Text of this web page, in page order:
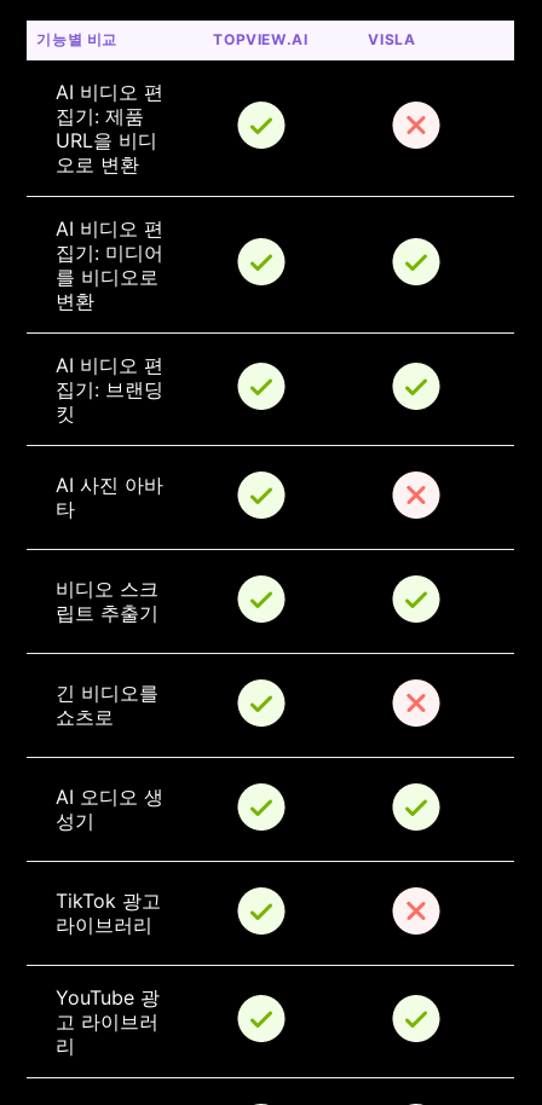
기능별 비교 TOPVIEW.AI VISLA
AI 비디오 편
집기: 제품
URL을 비디
오로 변환
AI 비디오 편
집기: 미디어
를 비디오로
변환
AI 비디오 편
집기: 브랜딩
킷
AI 사진 아바
타
비디오 스크
립트 추출기
긴 비디오를
쇼츠로
AI 오디오 생
성기
TikTok 광고
라이브러리
YouTube 광
고 라이브러
리